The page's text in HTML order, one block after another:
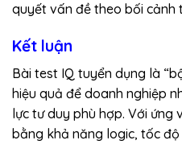
quyết vấn đề theo bối cảnh
Kết luận
Bài test IQ tuyển dụng là
hiệu quả để doanh nghiệp
lực tư duy phù hợp. Với ứng
bằng khả năng logic, tốc độ